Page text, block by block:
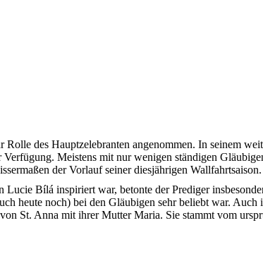
des Hauptzelebranten angenommen. In seinem
Meistens mit nur wenigen ständigen
der Vorlauf seiner diesjährigen Wallfahrtsaison.
Bílá inspiriert war, betonte der Prediger
heute noch) bei den Gläubigen sehr beliebt war.
St. Anna mit ihrer Mutter Maria. Sie stammt vom